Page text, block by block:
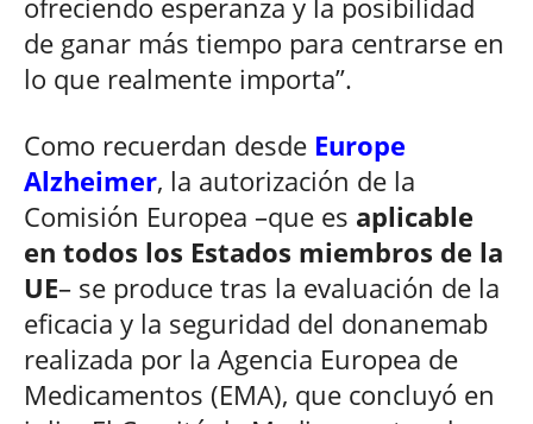
de ganar más tiempo para centrarse en
lo que realmente importa”.
Como recuerdan desde Europe
Alzheimer, la autorización de la
Comisión Europea –que es aplicable
en todos los Estados miembros de la
UE– se produce tras la evaluación de la
eficacia y la seguridad del donanemab
realizada por la Agencia Europea de
Medicamentos (EMA), que concluyó en